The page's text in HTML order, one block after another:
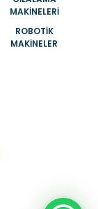
MAKİNELERİ
ROBOTİK
MAKİNELER